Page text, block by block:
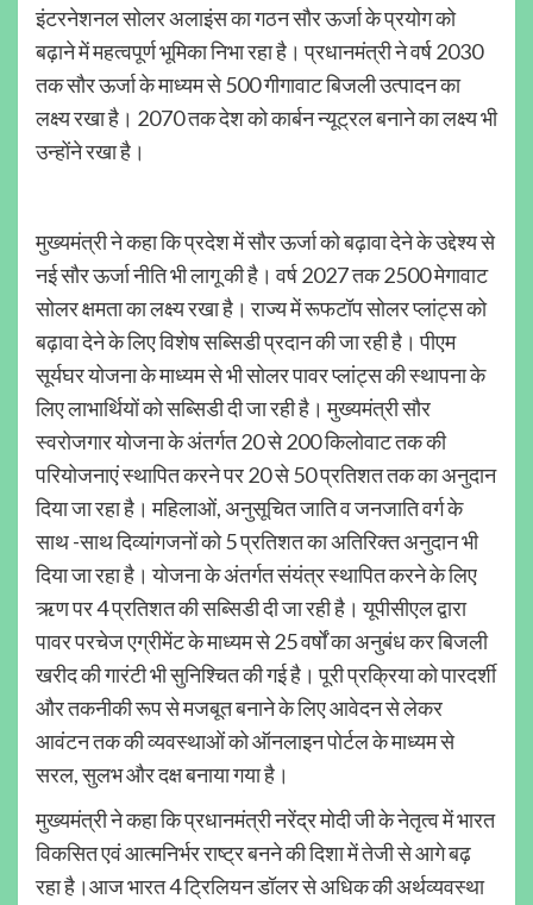
इंटरनेशनल सोलर अलाइंस का गठन सौर ऊर्जा के प्रयोग को
बढ़ाने में महत्वपूर्ण भूमिका निभा रहा है। प्रधानमंत्री ने वर्ष 2030
तक सौर ऊर्जा के माध्यम से 500 गीगावाट बिजली उत्पादन का
लक्ष्य रखा है। 2070 तक देश को कार्बन न्यूट्रल बनाने का लक्ष्य भी
उन्होंने रखा है।
मुख्यमंत्री ने कहा कि प्रदेश में सौर ऊर्जा को बढ़ावा देने के उद्देश्य से
नई सौर ऊर्जा नीति भी लागू की है। वर्ष 2027 तक 2500 मेगावाट
सोलर क्षमता का लक्ष्य रखा है। राज्य में रूफटॉप सोलर प्लांट्स को
बढ़ावा देने के लिए विशेष सब्सिडी प्रदान की जा रही है। पीएम
सूर्यघर योजना के माध्यम से भी सोलर पावर प्लांट्स की स्थापना के
लिए लाभार्थियों को सब्सिडी दी जा रही है। मुख्यमंत्री सौर
स्वरोजगार योजना के अंतर्गत 20 से 200 किलोवाट तक की
परियोजनाएं स्थापित करने पर 20 से 50 प्रतिशत तक का अनुदान
दिया जा रहा है। महिलाओं, अनुसूचित जाति व जनजाति वर्ग के
साथ -साथ दिव्यांगजनों को 5 प्रतिशत का अतिरिक्त अनुदान भी
दिया जा रहा है। योजना के अंतर्गत संयंत्र स्थापित करने के लिए
ऋण पर 4 प्रतिशत की सब्सिडी दी जा रही है। यूपीसीएल द्वारा
पावर परचेज एग्रीमेंट के माध्यम से 25 वर्षों का अनुबंध कर बिजली
खरीद की गारंटी भी सुनिश्चित की गई है। पूरी प्रक्रिया को पारदर्शी
और तकनीकी रूप से मजबूत बनाने के लिए आवेदन से लेकर
आवंटन तक की व्यवस्थाओं को ऑनलाइन पोर्टल के माध्यम से
सरल, सुलभ और दक्ष बनाया गया है।
मुख्यमंत्री ने कहा कि प्रधानमंत्री नरेंद्र मोदी जी के नेतृत्व में भारत
विकसित एवं आत्मनिर्भर राष्ट्र बनने की दिशा में तेजी से आगे बढ़
रहा है।आज भारत 4 ट्रिलियन डॉलर से अधिक की अर्थव्यवस्था